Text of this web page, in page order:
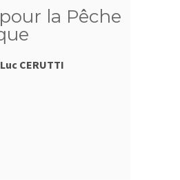
la Pêche
CERUTTI